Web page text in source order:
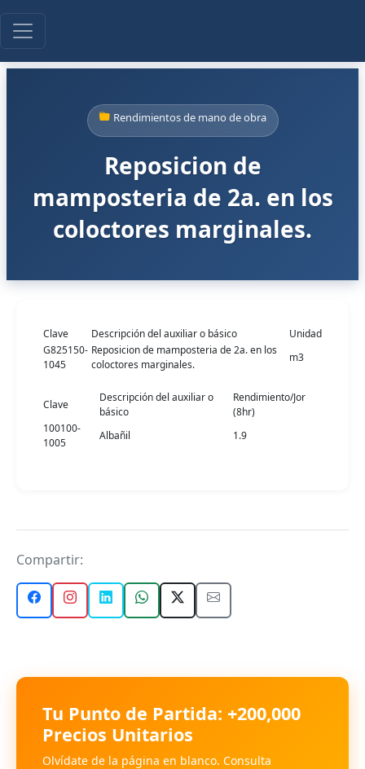
Rendimientos de mano de obra
Reposicion de
mamposteria de 2a. en los
coloctores marginales.
Clave Descripción del auxiliar o básico
Unidad
G825150-
1045
Reposicion de mamposteria de 2a. en los
coloctores marginales.
m3
Clave
Descripción del auxiliar o
básico
Rendimiento/Jor
(8hr)
100100-
1005
Albañil 1.9
Compartir:
Tu Punto de Partida: +200,000
Precios Unitarios
Olvídate de la página en blanco. Consulta